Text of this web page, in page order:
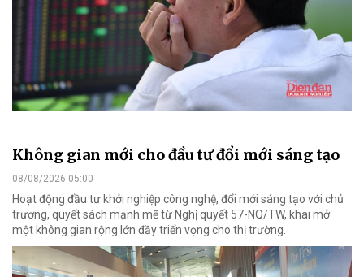
Không gian mới cho đầu tư đổi mới sáng tạo
08/08/2026 05:00
Hoạt động đầu tư khởi nghiệp công nghệ, đổi mới sáng tạo với chủ
trương, quyết sách mạnh mẽ từ Nghị quyết 57-NQ/TW, khai mở
một không gian rộng lớn đầy triển vọng cho thị trường.